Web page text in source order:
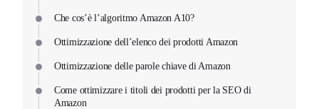
Che cos’è l’algoritmo Amazon A10?
Ottimizzazione dell’elenco dei prodotti Amazon
Ottimizzazione delle parole chiave di Amazon
Come ottimizzare i titoli dei prodotti per la SEO di
Amazon